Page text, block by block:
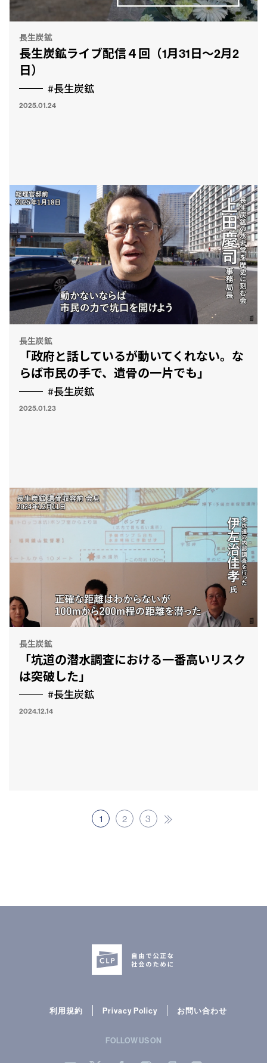
長生炭鉱
長生炭鉱ライブ配信４回（1月31日〜2月2
日）
#長生炭鉱
2025.01.24
長生炭鉱
「政府と話しているが動いてくれない。な
らば市民の手で、遺骨の一片でも」
#長生炭鉱
2025.01.23
長生炭鉱
「坑道の潜水調査における一番高いリスク
は突破した」
#長生炭鉱
2024.12.14
1 2 3
利用規約 Privacy Policy お問い合わせ
FOLLOW US ON